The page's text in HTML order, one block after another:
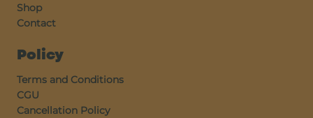
Shop
Contact
Policy
Terms and Conditions
CGU
Cancellation Policy